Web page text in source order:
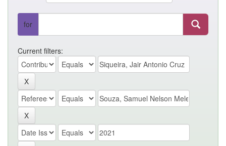
for
Current filters: